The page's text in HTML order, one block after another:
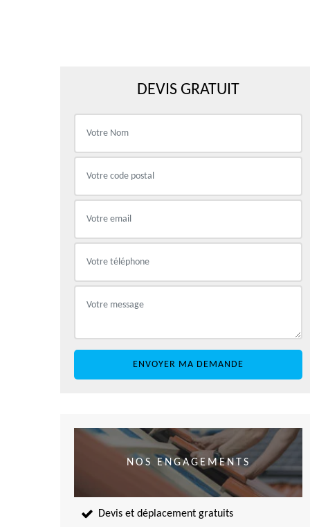
DEVIS GRATUIT
NOS ENGAGEMENTS
Devis et déplacement gratuits